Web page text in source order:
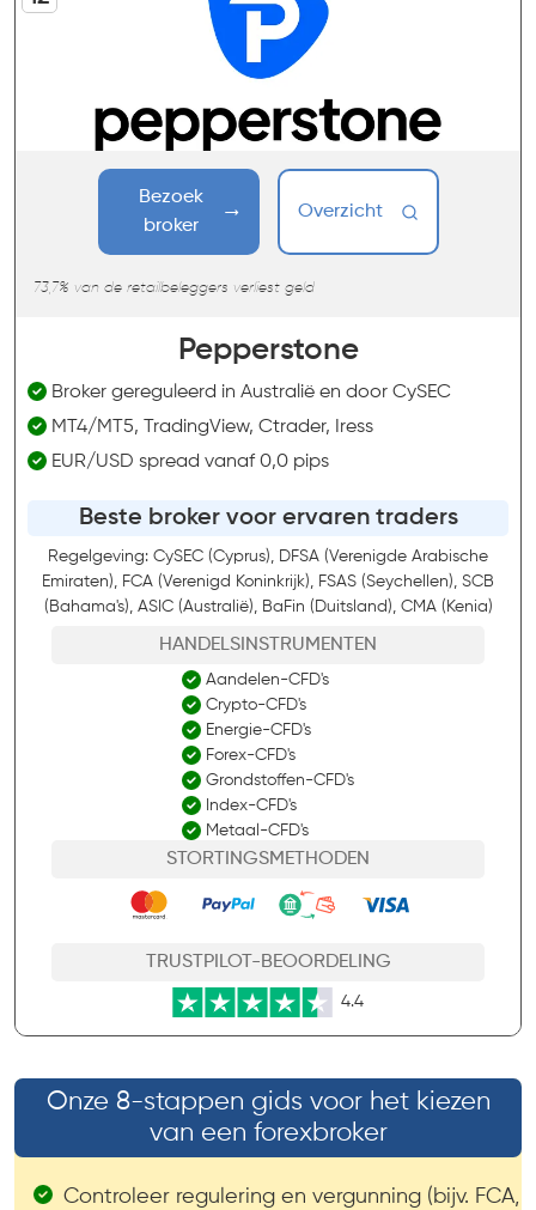
Bezoek
broker
Overzicht
73,7% van de retailbeleggers verliest geld
Pepperstone
Broker gereguleerd in Australië en door CySEC
MT4/MT5, TradingView, Ctrader, Iress
EUR/USD spread vanaf 0,0 pips
Beste broker voor ervaren traders
Regelgeving: CySEC (Cyprus), DFSA (Verenigde Arabische
Emiraten), FCA (Verenigd Koninkrijk), FSAS (Seychellen), SCB
(Bahama's), ASIC (Australië), BaFin (Duitsland), CMA (Kenia)
HANDELSINSTRUMENTEN
Aandelen-CFD's
Crypto-CFD's
Energie-CFD's
Forex-CFD's
Grondstoffen-CFD's
Index-CFD's
Metaal-CFD's
STORTINGSMETHODEN
TRUSTPILOT-BEOORDELING
4.4
Onze 8-stappen gids voor het kiezen
van een forexbroker
Controleer regulering en vergunning (bijv. FCA,